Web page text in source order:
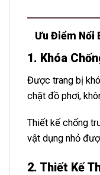
Ưu Điểm Nổi
1. Khóa
Được trang bị
chặt đồ phơi,
Thiết kế chống
vật dụng nhỏ
2. Thiết Kế